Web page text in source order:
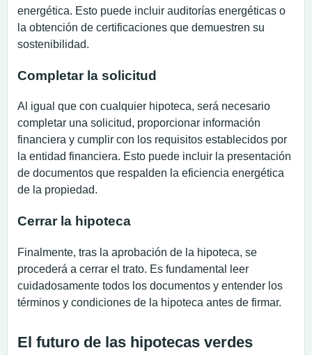
energética. Esto puede incluir auditorías energéticas o
la obtención de certificaciones que demuestren su
sostenibilidad.
Completar la solicitud
Al igual que con cualquier hipoteca, será necesario
completar una solicitud, proporcionar información
financiera y cumplir con los requisitos establecidos por
la entidad financiera. Esto puede incluir la presentación
de documentos que respalden la eficiencia energética
de la propiedad.
Cerrar la hipoteca
Finalmente, tras la aprobación de la hipoteca, se
procederá a cerrar el trato. Es fundamental leer
cuidadosamente todos los documentos y entender los
términos y condiciones de la hipoteca antes de firmar.
El futuro de las hipotecas verdes